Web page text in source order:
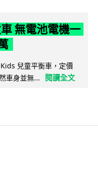
無電池電機一
兒童平衡車，定價
車身並無...
閱讀全文